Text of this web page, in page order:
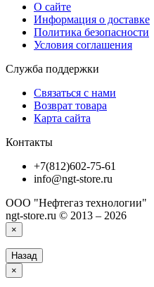
О сайте
Информация о доставке
Политика безопасности
Условия соглашения
Служба поддержки
Связаться с нами
Возврат товара
Карта сайта
Контакты
+7(812)602-75-61
info@ngt-store.ru
ООО "Нефтегаз технологии"
ngt-store.ru © 2013 – 2026
×
Назад
×